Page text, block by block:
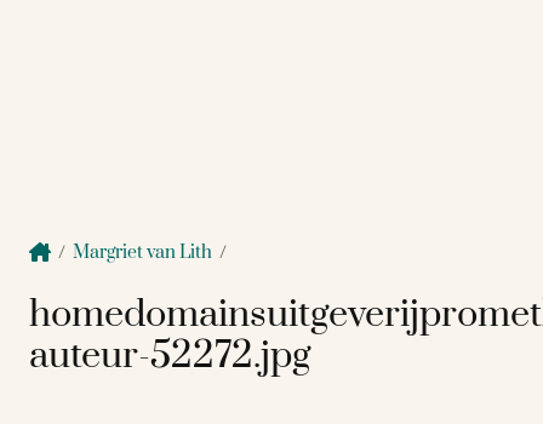
/ Margriet van Lith /
auteur-52272.jpg